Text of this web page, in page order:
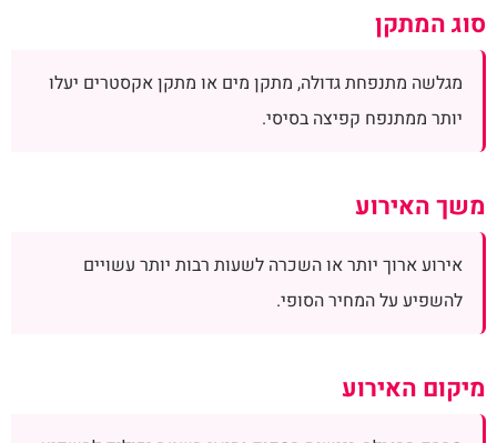
סוג המתקן
מגלשה מתנפחת גדולה, מתקן מים או מתקן אקסטרים יעלו
יותר ממתנפח קפיצה בסיסי.
משך האירוע
אירוע ארוך יותר או השכרה לשעות רבות יותר עשויים
להשפיע על המחיר הסופי.
מיקום האירוע